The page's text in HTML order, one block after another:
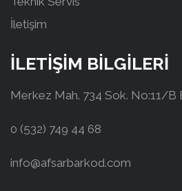
İletişim
İLETİŞİM BİLGİLERİ
Merkez Mah. 734 Sok. No:11/B
0 (532) 749 44 68
info@afsarbarkod.com